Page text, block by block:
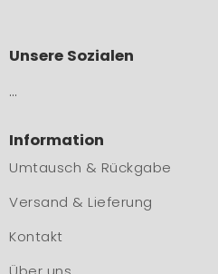
Unsere Sozialen
…
Information
Umtausch & Rückgabe
Versand & Lieferung
Kontakt